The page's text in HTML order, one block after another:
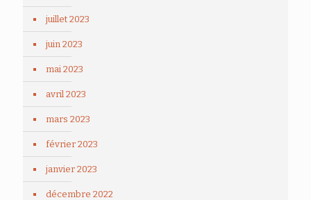
juillet 2023
juin 2023
mai 2023
avril 2023
mars 2023
février 2023
janvier 2023
décembre 2022